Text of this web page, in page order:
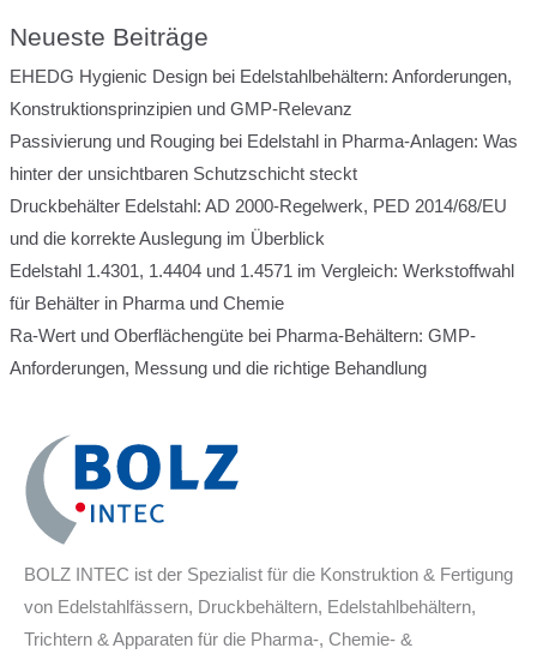
Neueste Beiträge
EHEDG Hygienic Design bei Edelstahlbehältern: Anforderungen,
Konstruktionsprinzipien und GMP-Relevanz
Passivierung und Rouging bei Edelstahl in Pharma-Anlagen: Was
hinter der unsichtbaren Schutzschicht steckt
Druckbehälter Edelstahl: AD 2000-Regelwerk, PED 2014/68/EU
und die korrekte Auslegung im Überblick
Edelstahl 1.4301, 1.4404 und 1.4571 im Vergleich: Werkstoffwahl
für Behälter in Pharma und Chemie
Ra-Wert und Oberflächengüte bei Pharma-Behältern: GMP-
Anforderungen, Messung und die richtige Behandlung
BOLZ INTEC ist der Spezialist für die Konstruktion & Fertigung
von Edelstahlfässern, Druckbehältern, Edelstahlbehältern,
Trichtern & Apparaten für die Pharma-, Chemie- &